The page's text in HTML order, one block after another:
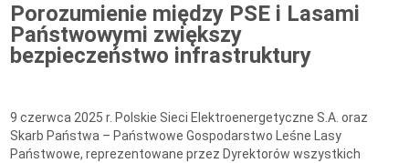
Porozumienie między PSE i Lasami
Państwowymi zwiększy
bezpieczeństwo infrastruktury
9 czerwca 2025 r. Polskie Sieci Elektroenergetyczne S.A. oraz
Skarb Państwa – Państwowe Gospodarstwo Leśne Lasy
Państwowe, reprezentowane przez Dyrektorów wszystkich